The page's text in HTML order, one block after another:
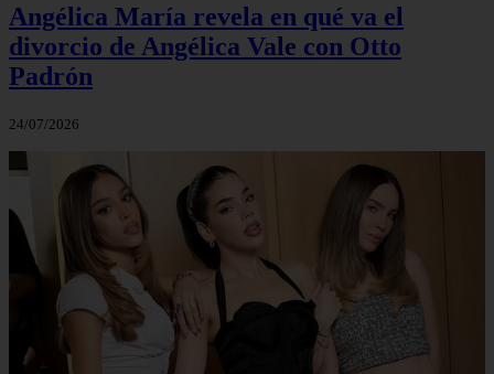
Angélica María revela en qué va el
divorcio de Angélica Vale con Otto
Padrón
24/07/2026